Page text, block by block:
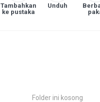
Tambahkan
ke pustaka
Unduh
Folder ini kosong